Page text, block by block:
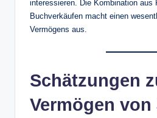
interessieren. Die Kombination aus
Buchverkäufen macht einen
Vermögens aus.
Schätzungen
Vermögen